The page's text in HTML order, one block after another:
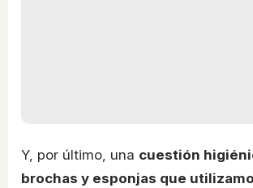
Y, por último, una cuestión
brochas y esponjas que